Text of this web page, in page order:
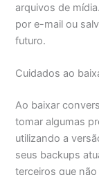
arquivos de
por e-mail ou
futuro.
Cuidados ao
Ao baixar
tomar algumas
utilizando a
seus backups
terceiros que